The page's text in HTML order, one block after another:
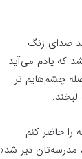
صدای زنگ
که یادم می‌آید
چشم‌هایم تر
را حاضر کنم
دیر شد»